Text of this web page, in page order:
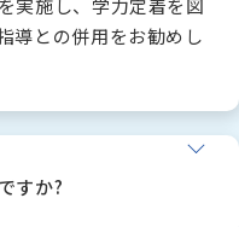
実施し、学力定着を図
導との併用をお勧めし
すか?